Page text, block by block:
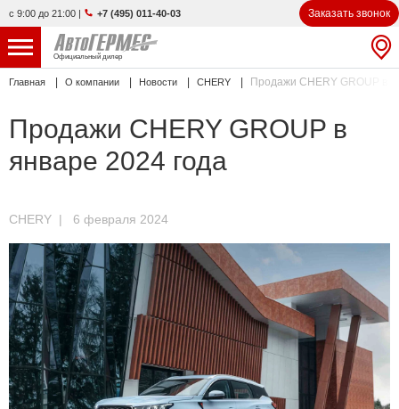
с 9:00 до 21:00 | +7 (495) 011-40-03 Заказать звонок
Официальный дилер
НОВЫЕ АВТОМОБИЛИ 4808 авто
С ПРОБЕГОМ 830 авто
СЕРВИС
УСЛУГИ
АКЦИИ
О КОМПАНИИ
КОНТАКТЫ
Избранное
Главная О компании Новости CHERY Продажи CHERY GROUP в
Продажи CHERY GROUP в
январе 2024 года
CHERY | 6 февраля 2024